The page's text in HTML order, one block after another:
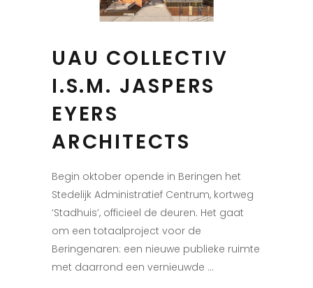
UAU COLLECTIV
I.S.M. JASPERS
EYERS
ARCHITECTS
Begin oktober opende in Beringen het
Stedelijk Administratief Centrum, kortweg
‘Stadhuis’, officieel de deuren. Het gaat
om een totaalproject voor de
Beringenaren: een nieuwe publieke ruimte
met daarrond een vernieuwde